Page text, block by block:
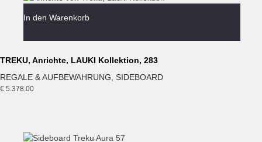
In den Warenkorb
TREKU, Anrichte, LAUKI Kollektion, 283
REGALE & AUFBEWAHRUNG, SIDEBOARD
€ 5.378,00